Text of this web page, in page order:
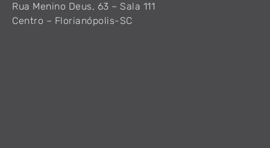
Rua Menino Deus, 63 – Sala 111
Centro – Florianópolis-SC